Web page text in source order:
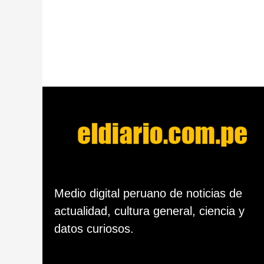
c
Medio digital peruano de noticias de
actualidad, cultura general, ciencia y
datos curiosos.